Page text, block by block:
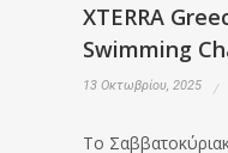
XTERRA
Swimming
13 Οκτωβρίου, 2025
Το